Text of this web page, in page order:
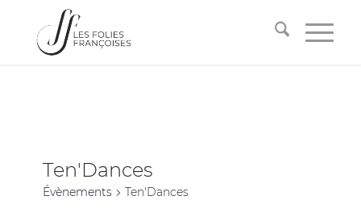
Ten'Dances
Évènements Ten'Dances